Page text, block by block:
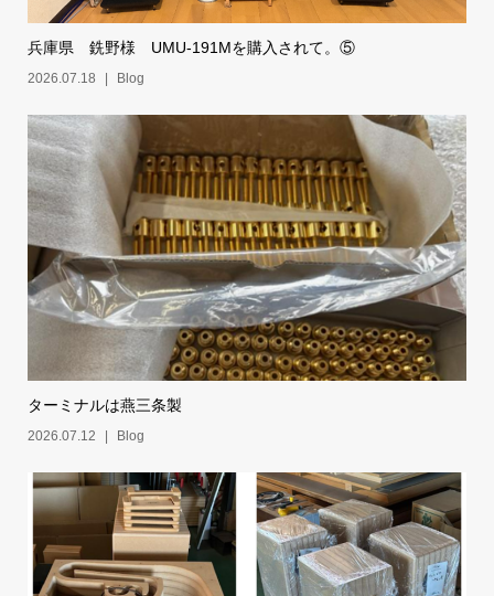
兵庫県 銑野様 UMU-191Mを購入されて。⑤
2026.07.18 Blog
ターミナルは燕三条製
2026.07.12 Blog